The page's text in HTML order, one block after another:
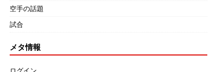
空手の話題
試合
メタ情報